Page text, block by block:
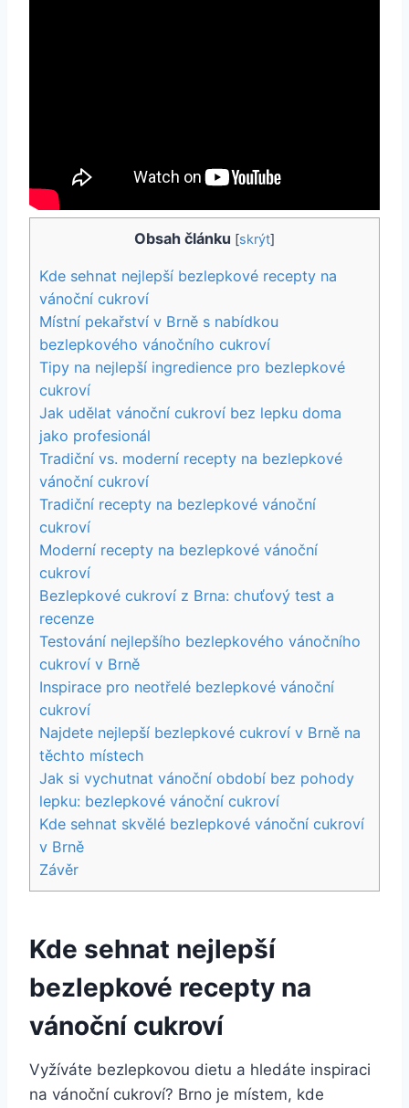
Obsah článku [skrýt]
Kde sehnat nejlepší bezlepkové recepty na
vánoční cukroví
Místní pekařství v Brně s nabídkou
bezlepkového vánočního cukroví
Tipy na nejlepší ingredience pro bezlepkové
cukroví
Jak udělat vánoční cukroví bez lepku doma
jako profesionál
Tradiční vs. moderní recepty na bezlepkové
vánoční cukroví
Tradiční recepty na bezlepkové vánoční
cukroví
Moderní recepty na bezlepkové vánoční
cukroví
Bezlepkové cukroví z Brna: chuťový test a
recenze
Testování nejlepšího bezlepkového vánočního
cukroví v Brně
Inspirace pro neotřelé bezlepkové vánoční
cukroví
Najdete nejlepší bezlepkové cukroví v Brně na
těchto místech
Jak si vychutnat vánoční období bez pohody
lepku: bezlepkové vánoční cukroví
Kde sehnat skvělé bezlepkové vánoční cukroví
v Brně
Závěr
Kde sehnat nejlepší
bezlepkové recepty na
vánoční cukroví
Vyžíváte bezlepkovou dietu a hledáte inspiraci
na vánoční cukroví? Brno je místem, kde